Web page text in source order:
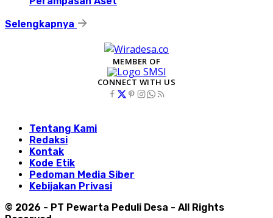
Selengkapnya
MEMBER OF
CONNECT WITH US
Tentang Kami
Redaksi
Kontak
Kode Etik
Pedoman Media Siber
Kebijakan Privasi
© 2026 - PT Pewarta Peduli Desa - All Rights